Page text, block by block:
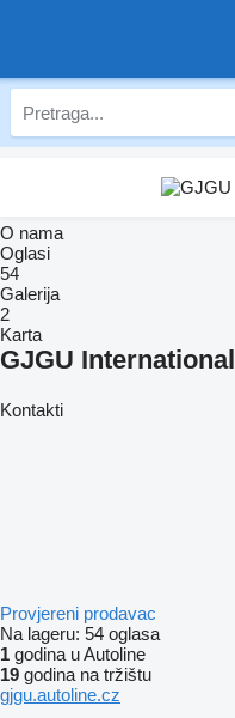
O nama
Oglasi
54
Galerija
2
Karta
GJGU
Kontakti
Provjereni prodavac
Na lageru: 54 oglasa
1 godina u Autoline
19 godina na tržištu
gjgu.autoline.cz